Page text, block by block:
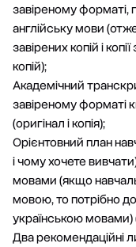
завіреному форматі,
англійську мови
завірених копій і
копій);
Академічний
завіреному форматі
(оригінал і копія);
Орієнтовний план
і чому хочете
мовами (якщо
мовою, то потрібно
українською мовами)
Два рекомендаційні